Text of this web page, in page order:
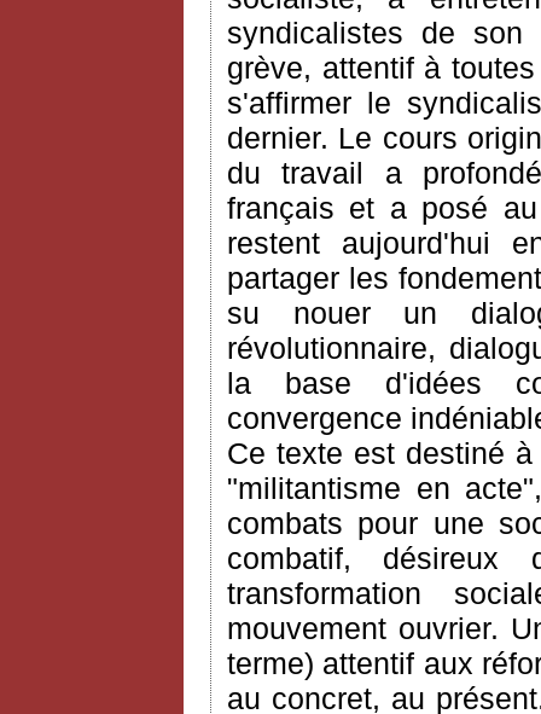
syndicalistes de son
grève, attentif à
s'affirmer le
dernier. Le cours
du travail a
français et a posé
restent aujourd'hui
partager les
su nouer un
révolutionnaire,
la base d'idées
convergence
Ce texte est destiné
"militantisme en
combats pour une
combatif,
transformation
mouvement ouvrier.
terme) attentif aux
au concret, au